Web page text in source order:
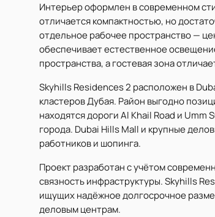
Интерьер оформлен в современном
отличается компактностью, но
отдельное рабочее пространство —
обеспечивает естественное
пространства, а гостевая зона
Skyhills Residences 2 расположен в
кластеров Дубая. Район выгодно
находятся дороги Al Khail Road и
города. Dubai Hills Mall и крупные
работников и шопинга.
Проект разработан с учётом
связность инфраструктуры. Skyhills
ищущих надёжное долгосрочное
деловым центрам.